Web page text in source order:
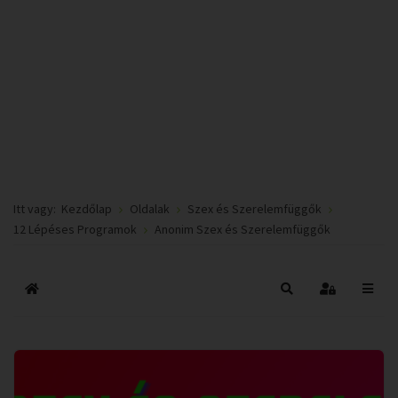
Itt vagy: Kezdőlap Oldalak
Szex és Szerelemfüggők
12 Lépéses Programok
Anonim Szex és Szerelemfüggők
Főoldal Keresés